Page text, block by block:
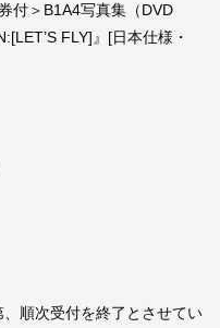
付＞B1A4写真集（DVD
FLY]』[日本仕様・
順次受付を終了とさせてい